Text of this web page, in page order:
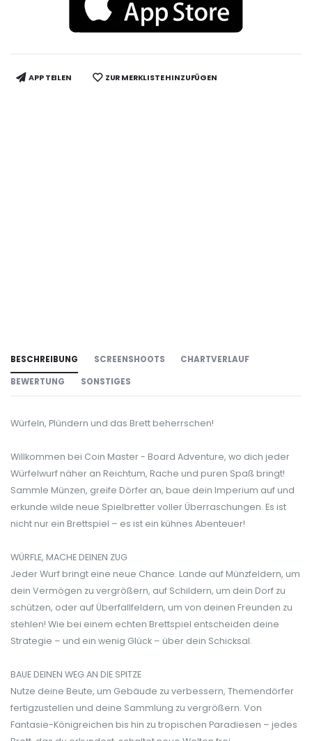
APP TEILEN ZUR MERKLISTE HINZUFÜGEN
BESCHREIBUNG SCREENSHOOTS CHARTVERLAUF
BEWERTUNG SONSTIGES
Würfeln, Plündern und das Brett beherrschen!
Willkommen bei Coin Master - Board Adventure, wo dich jeder
Würfelwurf näher an Reichtum, Rache und puren Spaß bringt!
Sammle Münzen, greife Dörfer an, baue dein Imperium auf und
erkunde wilde neue Spielbretter voller Überraschungen. Es ist
nicht nur ein Brettspiel – es ist ein kühnes Abenteuer!
WÜRFLE, MACHE DEINEN ZUG
Jeder Wurf bringt eine neue Chance. Lande auf Münzfeldern, um
dein Vermögen zu vergrößern, auf Schildern, um dein Dorf zu
schützen, oder auf Überfallfeldern, um von deinen Freunden zu
stehlen! Wie bei einem echten Brettspiel entscheiden deine
Strategie – und ein wenig Glück – über dein Schicksal.
BAUE DEINEN WEG AN DIE SPITZE
Nutze deine Beute, um Gebäude zu verbessern, Themendörfer
fertigzustellen und deine Sammlung zu vergrößern. Von
Fantasie-Königreichen bis hin zu tropischen Paradiesen – jedes